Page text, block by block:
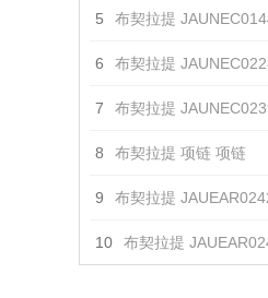
5 布契拉提
6 布契拉提
7 布契拉提
8 布契拉提 项链 项链
9 布契拉提
10 布契拉提